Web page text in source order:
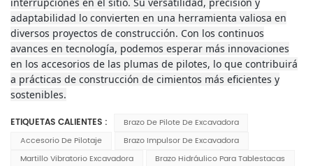
interrupciones en el sitio. Su versatilidad, precisión y
adaptabilidad lo convierten en una herramienta valiosa en
diversos proyectos de construcción. Con los continuos
avances en tecnología, podemos esperar más innovaciones
en los accesorios de las plumas de pilotes, lo que contribuirá
a prácticas de construcción de cimientos más eficientes y
sostenibles.
ETIQUETAS CALIENTES :
Brazo De Pilote De Excavadora
Accesorio De Pilotaje
Brazo Impulsor De Excavadora
Martillo Vibratorio Excavadora
Brazo Hidráulico Para Tablestacas